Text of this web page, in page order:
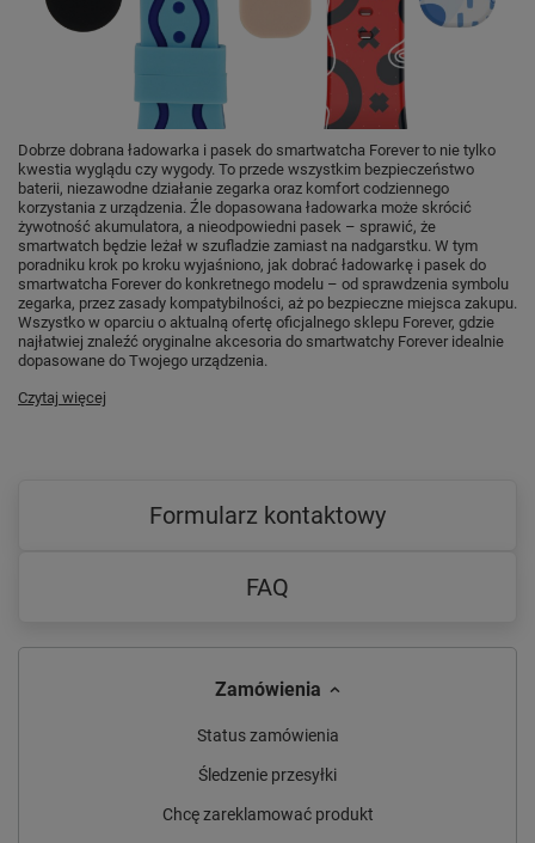
Dobrze dobrana ładowarka i pasek do smartwatcha Forever to nie tylko
kwestia wyglądu czy wygody. To przede wszystkim bezpieczeństwo
baterii, niezawodne działanie zegarka oraz komfort codziennego
korzystania z urządzenia. Źle dopasowana ładowarka może skrócić
żywotność akumulatora, a nieodpowiedni pasek – sprawić, że
smartwatch będzie leżał w szufladzie zamiast na nadgarstku. W tym
poradniku krok po kroku wyjaśniono, jak dobrać ładowarkę i pasek do
smartwatcha Forever do konkretnego modelu – od sprawdzenia symbolu
zegarka, przez zasady kompatybilności, aż po bezpieczne miejsca zakupu.
Wszystko w oparciu o aktualną ofertę oficjalnego sklepu Forever, gdzie
najłatwiej znaleźć oryginalne akcesoria do smartwatchy Forever idealnie
dopasowane do Twojego urządzenia.
Czytaj więcej
Formularz kontaktowy
FAQ
Zamówienia
Status zamówienia
Śledzenie przesyłki
Chcę zareklamować produkt